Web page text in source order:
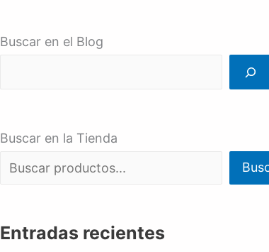
Buscar en el Blog
Buscar en la Tienda
Entradas recientes